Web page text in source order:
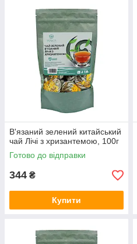
В'язаний зелений китайський
чай Лічі з хризантемою, 100г
Готово до відправки
344 ₴
Купити